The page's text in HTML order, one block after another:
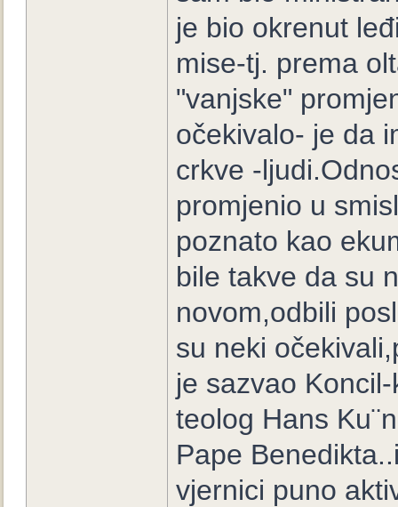
je bio okrenut
mise-tj. prema
"vanjske"
očekivalo- je da
crkve -
promjenio u
poznato kao
bile takve da su
novom,odbili
su neki
je sazvao
teolog Hans
Pape
vjernici puno